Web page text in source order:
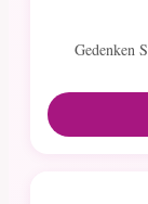
Gedenken